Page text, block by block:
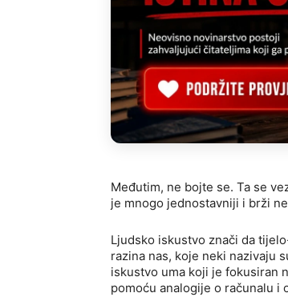
Međutim, ne bojte se. Ta se
je mnogo jednostavniji i brži
Ljudsko iskustvo znači da
razina nas, koje neki nazivaju
iskustvo uma koji je fokusiran
pomoću analogije o računalu i